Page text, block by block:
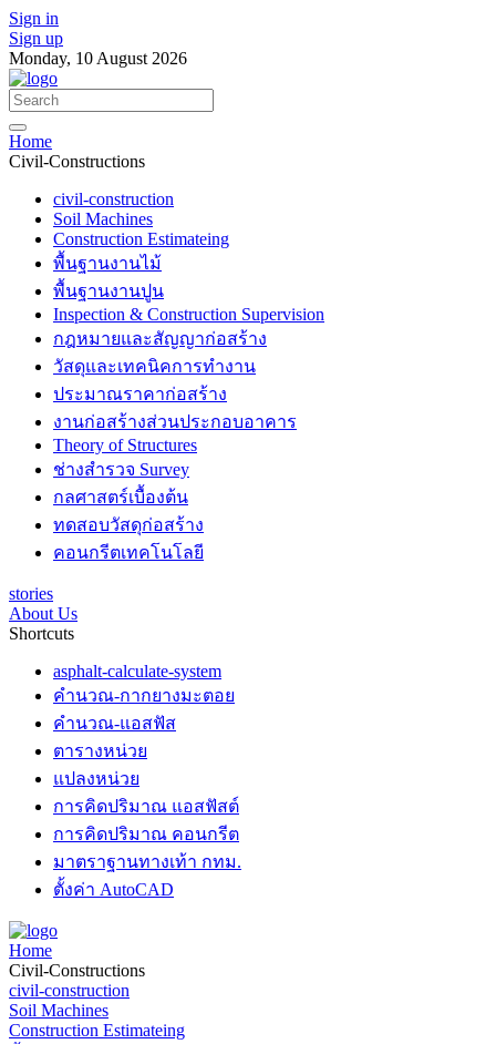
Sign in
Sign up
Monday, 10 August 2026
Home
Civil-Constructions
civil-construction
Soil Machines
Construction Estimateing
พื้นฐานงานไม้
พื้นฐานงานปูน
Inspection & Construction Supervision
กฎหมายและสัญญาก่อสร้าง
วัสดุและเทคนิคการทำงาน
ประมาณราคาก่อสร้าง
งานก่อสร้างส่วนประกอบอาคาร
Theory of Structures
ช่างสำรวจ Survey
กลศาสตร์เบื้องต้น
ทดสอบวัสดุก่อสร้าง
คอนกรีตเทคโนโลยี
stories
About Us
Shortcuts
asphalt-calculate-system
คำนวณ-กากยางมะตอย
คำนวณ-แอสฟัส
ตารางหน่วย
แปลงหน่วย
การคิดปริมาณ แอสฟัสต์
การคิดปริมาณ คอนกรีต
มาตราฐานทางเท้า กทม.
ตั้งค่า AutoCAD
Home
Civil-Constructions
civil-construction
Soil Machines
Construction Estimateing